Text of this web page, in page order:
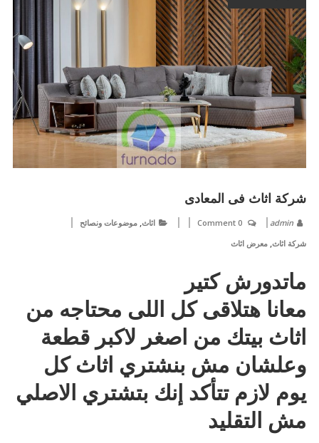
شركة اثاث فى المعادى
admin
0 Comment اثاث, موضوعات ونصائح
شركة اثاث, معرض اثاث
ماتدورش كتير
معانا هتلاقى كل اللى محتاجه من
اثاث بيتك من اصغر لاكبر قطعة
وعلشان مش بنشتري اثاث كل
يوم لازم تتأكد إنك بتشتري الاصلي
مش التقليد